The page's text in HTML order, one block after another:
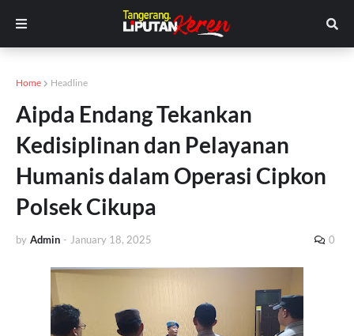
Home Headline
Aipda Endang Tekankan
Kedisiplinan dan Pelayanan
Humanis dalam Operasi Cipkon
Polsek Cikupa
by Admin - January 18, 2025 0